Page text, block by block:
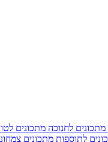
מתכונים לחנוכה מתכונים
לתוספות מתכונים